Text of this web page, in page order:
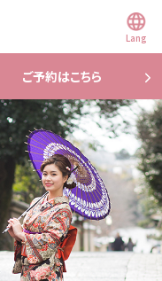
Lang
ご予約はこちら